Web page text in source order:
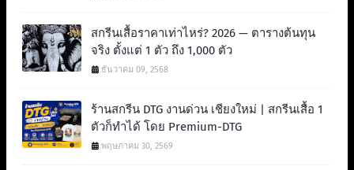
สกรีนเสื้อราคาเท่าไหร่? 2026 — ตารางต้นทุน
จริง ตั้งแต่ 1 ตัว ถึง 1,000 ตัว
ธันวาคม 09, 2568
ร้านสกรีน DTG งานด่วน เชียงใหม่ | สกรีนเสื้อ 1
ตัวก็ทำได้ โดย Premium-DTG
พฤษภาคม 30, 2569